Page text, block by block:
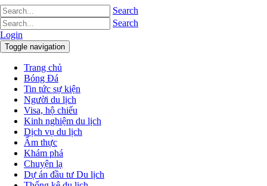
Search
Search
Login
Toggle navigation
Trang chủ
Bóng Đá
Tin tức sự kiện
Người du lịch
Visa, hộ chiếu
Kinh nghiệm du lịch
Dịch vụ du lịch
Ẩm thực
Khám phá
Chuyện lạ
Dự án đầu tư Du lịch